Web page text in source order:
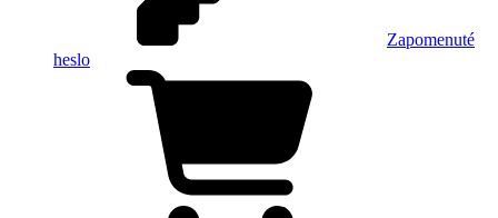
Zapomenuté
heslo